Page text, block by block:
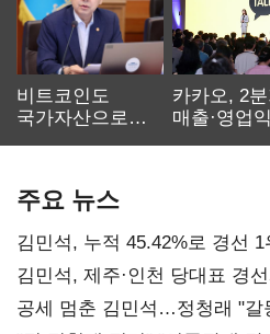
비트코인도
국가자산으로…'
카카오, 2분
매출·영업
주요 뉴스
김민석, 누적 45.42%로 경선
0.86%p(2보)
김민석, 제주·인천 당대표 경
공세 멈춘 김민석…정청래 "갈